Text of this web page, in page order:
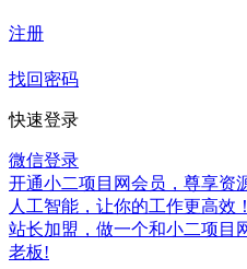
注册
找回密码
快速登录
微信登录
开通小二项目网会员，尊享资
人工智能，让你的工作更高效！
站长加盟，做一个和小二项目
老板!